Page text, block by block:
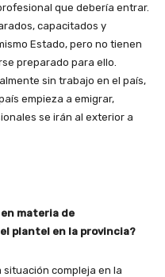
que debería entrar.
capacitados y
Estado, pero no tienen
preparado para ello.
sin trabajo en el país,
empieza a emigrar,
se irán al exterior a
en materia de
plantel en la provincia?
compleja en la